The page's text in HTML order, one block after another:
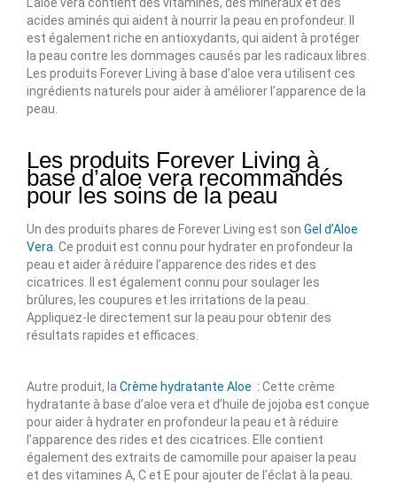
L’aloe vera contient des vitamines, des minéraux et des
acides aminés qui aident à nourrir la peau en profondeur. Il
est également riche en antioxydants, qui aident à protéger
la peau contre les dommages causés par les radicaux libres.
Les produits Forever Living à base d’aloe vera utilisent ces
ingrédients naturels pour aider à améliorer l’apparence de la
peau.
Les produits Forever Living à
base d’aloe vera recommandés
pour les soins de la peau
Un des produits phares de Forever Living est son Gel d’Aloe
Vera . Ce produit est connu pour hydrater en profondeur la
peau et aider à réduire l’apparence des rides et des
cicatrices. Il est également connu pour soulager les
brûlures, les coupures et les irritations de la peau.
Appliquez-le directement sur la peau pour obtenir des
résultats rapides et efficaces.
Autre produit, la Crème hydratante Aloe : Cette crème
hydratante à base d’aloe vera et d’huile de jojoba est conçue
pour aider à hydrater en profondeur la peau et à réduire
l’apparence des rides et des cicatrices. Elle contient
également des extraits de camomille pour apaiser la peau
et des vitamines A, C et E pour ajouter de l’éclat à la peau.